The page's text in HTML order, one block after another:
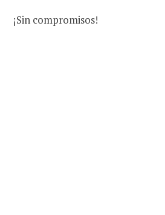
¡Sin compromisos!